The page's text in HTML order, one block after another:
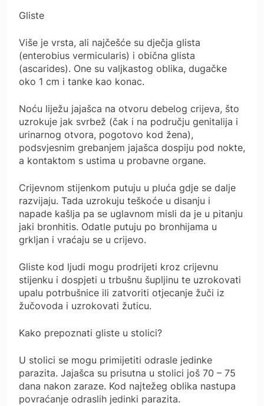
Gliste
Više je vrsta, ali najčešće su dječja glista
(enterobius vermicularis) i obična glista
(ascarides). One su valjkastog oblika, dugačke
oko 1 cm i tanke kao konac.
Noću liježu jajašca na otvoru debelog crijeva, što
uzrokuje jak svrbež (čak i na području genitalija i
urinarnog otvora, pogotovo kod žena),
podsvjesnim grebanjem jajašca dospiju pod nokte,
a kontaktom s ustima u probavne organe.
Crijevnom stijenkom putuju u pluća gdje se dalje
razvijaju. Tada uzrokuju teškoće u disanju i
napade kašlja pa se uglavnom misli da je u pitanju
jaki bronhitis. Odatle putuju po bronhijama u
grkljan i vraćaju se u crijevo.
Gliste kod ljudi mogu prodrijeti kroz crijevnu
stijenku i dospjeti u trbušnu šupljinu te uzrokovati
upalu potrbušnice ili zatvoriti otjecanje žuči iz
žučovoda i uzrokovati žuticu.
Kako prepoznati gliste u stolici?
U stolici se mogu primijetiti odrasle jedinke
parazita. Jajašca su prisutna u stolici još 70 – 75
dana nakon zaraze. Kod najtežeg oblika nastupa
povraćanje odraslih jedinki parazita.